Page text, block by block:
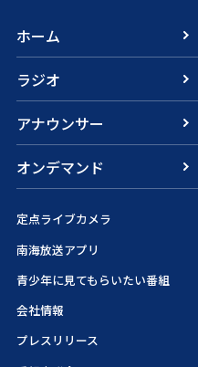
ホーム
ラジオ
アナウンサー
オンデマンド
定点ライブカメラ
南海放送アプリ
青少年に見てもらいたい番組
会社情報
プレスリリース